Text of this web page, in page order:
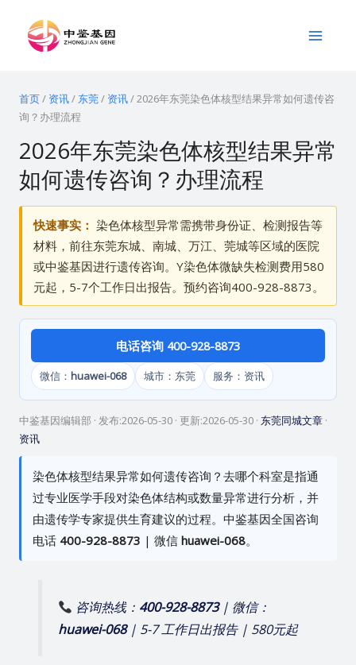
Menu
首页/ 资讯/ 东莞/ 资讯/2026年东莞染色体核型结果异常如何遗传咨
询？办理流程
2026年东莞染色体核型结果异常
如何遗传咨询？办理流程
快速事实： 染色体核型异常需携带身份证、检测报告等
材料，前往东莞东城、南城、万江、莞城等区域的医院
或中鉴基因进行遗传咨询。Y染色体微缺失检测费用580
元起，5-7个工作日出报告。预约咨询400-928-8873。
电话咨询 400-928-8873
微信： huawei-068 城市：东莞 服务：资讯
中鉴基因编辑部 · 发布:2026-05-30· 更新:2026-05-30· 东莞同城文章·
资讯
染色体核型结果异常如何遗传咨询？去哪个科室是指通
过专业医学手段对染色体结构或数量异常进行分析，并
由遗传学专家提供生育建议的过程。中鉴基因全国咨询
电话 400-928-8873 | 微信 huawei-068。
咨询热线： 400-928-8873| 微信：
huawei-068| 5-7 工作日出报告 | 580元起